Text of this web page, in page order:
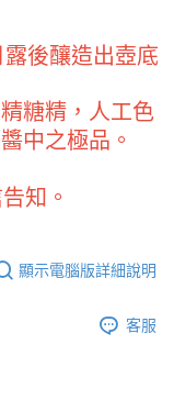
至「AFTEE先享後付」
帳。
需要取消訂單，請聯絡
面顯示為準，若有關於
品重量在9~9.5
後釀造出壺底
糖精，人工色
中之極品。
知。
顯示電腦版詳細說明
客服